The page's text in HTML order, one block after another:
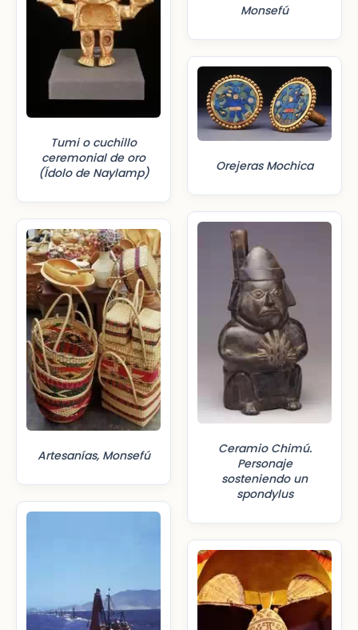
Tumi o cuchillo
ceremonial de oro
(Ídolo de Naylamp)
Artesanías, Monsefú
Monsefú
Orejeras Mochica
Ceramio Chimú.
Personaje
sosteniendo un
spondylus